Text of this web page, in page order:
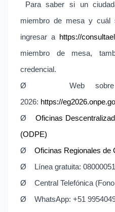
Para saber si un
miembro de mesa y cuál
ingresar a https://
miembro de mesa,
credencial.
Ø
Web
2026: https://
Ø
Oficinas
(ODPE)
Ø
Oficinas Regionales de
Ø
Línea gratuita:
Ø
Central Telefónica
Ø
WhatsApp: +51